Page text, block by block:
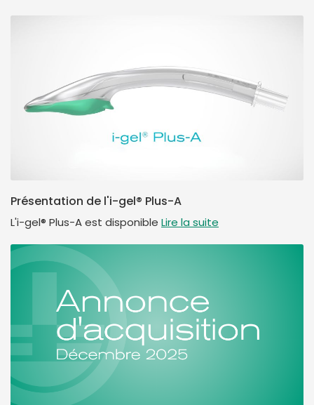
Présentation de l'i-gel® Plus-A
L'i-gel® Plus-A est disponible Lire la suite